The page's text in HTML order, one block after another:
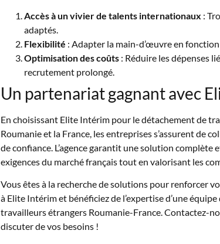
Accès à un vivier de talents internationaux :
adaptés.
Flexibilité : Adapter la main-d’œuvre en
Optimisation des coûts: Réduire les dépenses
recrutement prolongé.
Un partenariat gagnant avec
En choisissant Elite Intérim pour le détachement de
Roumanie et la France, les entreprises s’assurent de
de confiance. L’agence garantit une solution complète
exigences du marché français tout en valorisant les
Vous êtes à la recherche de solutions pour renforcer
à Elite Intérim et bénéficiez de l’expertise d’une
travailleurs étrangers Roumanie-France. Contactez-
discuter de vos besoins !